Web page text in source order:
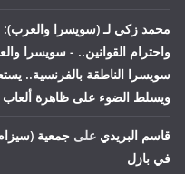
محمد زكي لـ (سويسرا والعرب):
واحترام القوانين.. - سويسرا
سويسرا الناطقة بالفرنسية..
ويسلط الضوء على ظاهرة ألعاب
قاسم البريدي على جمعية
في بازل